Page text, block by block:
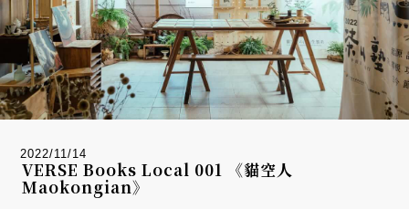
2022/11/14
VERSE Books Local 001 《貓空人
Maokongian》